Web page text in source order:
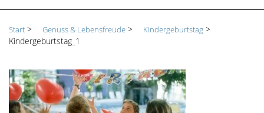
Start > Genuss & Lebensfreude > Kindergeburtstag >
Kindergeburtstag_1